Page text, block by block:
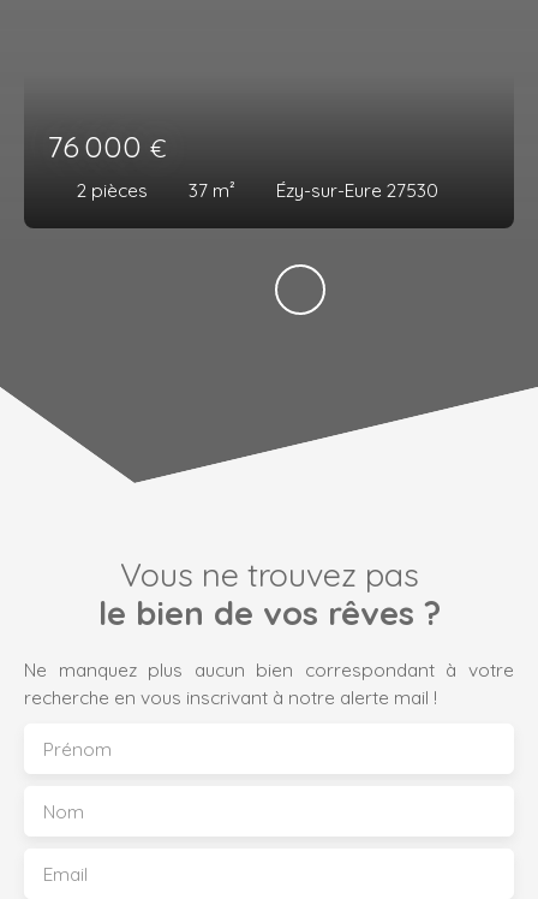
76 000 €
2 pièces 37 m² Ézy-sur-Eure 27530
Vous ne trouvez pas
le bien de vos rêves ?
Ne manquez plus aucun bien correspondant à votre
recherche en vous inscrivant à notre alerte mail !
Prénom
Nom
Email